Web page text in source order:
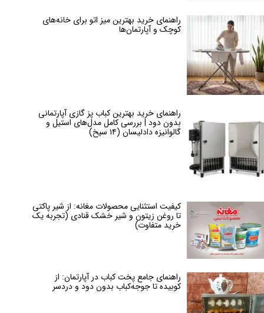
راهنمای خرید بهترین میز اتو برای خانه‌های
کوچک و آپارتمان‌ها
راهنمای خرید بهترین کباب پز گازی آپارتمانی
بدون دود | بررسی کامل مدل‌های استیل و
گالوانیزه دادلیسان (۱۴ سیخ)
کیفیت استثنایی محصولات مغانه: از شیر پاکتی
تا روغن زیتون و شیر خشک قنادی (تجربه یک
خرید متفاوت)
راهنمای جامع پخت کباب در آپارتمان: از
کوبیده تا جوجه‌کباب بدون دود و دردسر